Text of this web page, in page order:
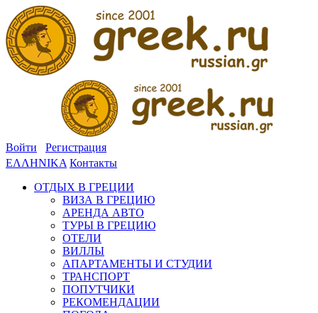
Войти
Регистрация
ΕΛΛΗΝΙΚΑ Контакты
ОТДЫХ В ГРЕЦИИ
ВИЗА В ГРЕЦИЮ
АРЕНДА АВТО
ТУРЫ В ГРЕЦИЮ
ОТЕЛИ
ВИЛЛЫ
АПАРТАМЕНТЫ И СТУДИИ
ТРАНСПОРТ
ПОПУТЧИКИ
РЕКОМЕНДАЦИИ